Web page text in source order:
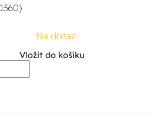
Na dotaz
Vložit do košíku